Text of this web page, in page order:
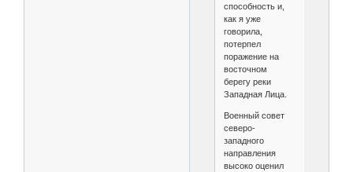
способность и,
как я уже
говорила,
потерпел
поражение на
восточном
берегу реки
Западная Лица.
Военный совет
северо-
западного
направления
высоко оценил